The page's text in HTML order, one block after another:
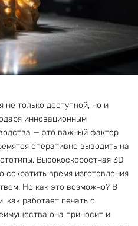
не только доступной, но и
инновационным
— это важный фактор
оперативно выводить на
Высокоскоростная 3D
сократить время изготовления
Но как это возможно? В
как работает печать с
она приносит и